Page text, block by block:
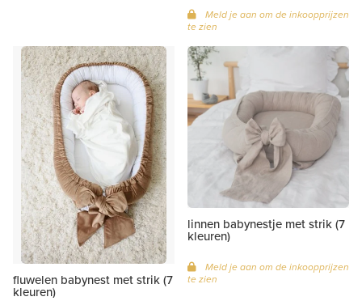
Meld je aan om de inkoopprijzen
te zien
fluwelen babynest met strik (7
kleuren)
linnen babynestje met strik (7
kleuren)
Meld je aan om de inkoopprijzen
te zien